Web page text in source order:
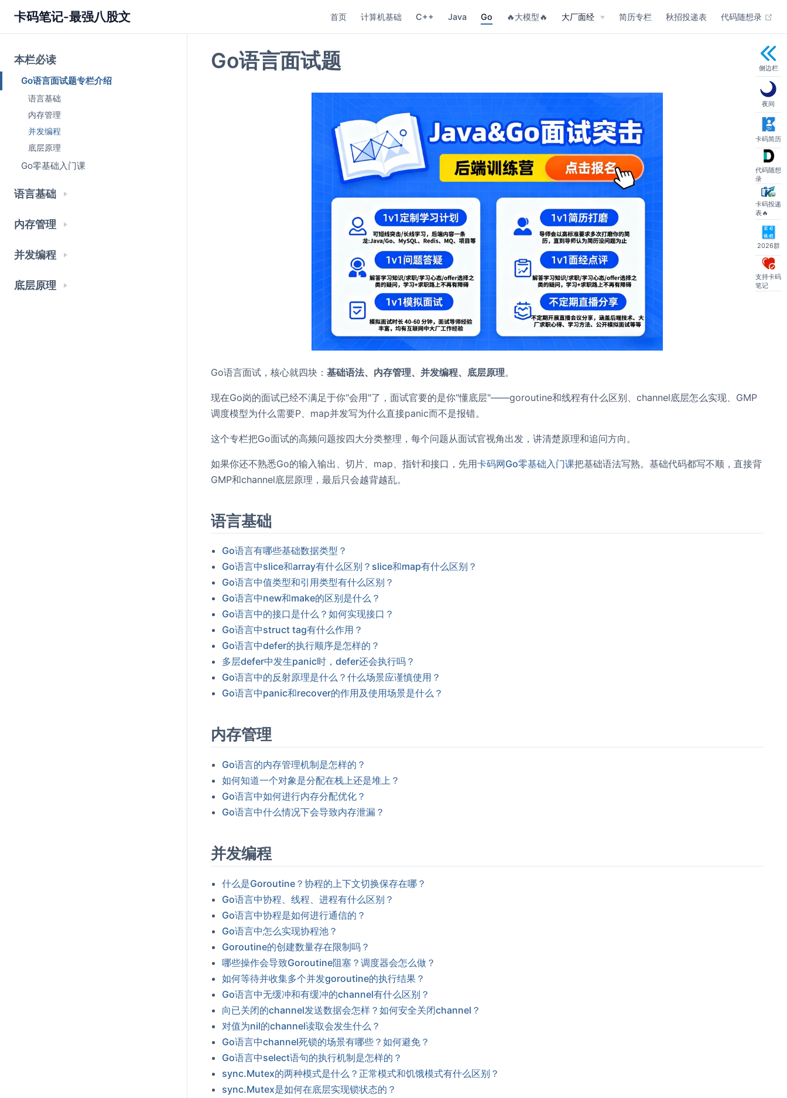
卡码笔记-最强八股文 首页 计算机基础 C++ Java Go 🔥大模型🔥 大厂面经 简历专栏 秋招投递表 代码随想录
本栏必读
Go语言面试题专栏介绍
语言基础
内存管理
并发编程
底层原理
Go零基础入门课
语言基础
内存管理
并发编程
底层原理
Go语言面试题
Go语言面试，核心就四块： 基础语法、内存管理、并发编程、底层原理。
现在Go岗的面试已经不满足于你"会用"了，面试官要的是你"懂底层"——goroutine和线程有什么区别、channel底层怎么实现、GMP
调度模型为什么需要P、map并发写为什么直接panic而不是报错。
这个专栏把Go面试的高频问题按四大分类整理，每个问题从面试官视角出发，讲清楚原理和追问方向。
如果你还不熟悉Go的输入输出、切片、map、指针和接口，先用卡码网Go零基础入门课把基础语法写熟。基础代码都写不顺，直接背
GMP和channel底层原理，最后只会越背越乱。
语言基础
Go语言有哪些基础数据类型？
Go语言中slice和array有什么区别？slice和map有什么区别？
Go语言中值类型和引用类型有什么区别？
Go语言中new和make的区别是什么？
Go语言中的接口是什么？如何实现接口？
Go语言中struct tag有什么作用？
Go语言中defer的执行顺序是怎样的？
多层defer中发生panic时，defer还会执行吗？
Go语言中的反射原理是什么？什么场景应谨慎使用？
Go语言中panic和recover的作用及使用场景是什么？
内存管理
Go语言的内存管理机制是怎样的？
如何知道一个对象是分配在栈上还是堆上？
Go语言中如何进行内存分配优化？
Go语言中什么情况下会导致内存泄漏？
并发编程
什么是Goroutine？协程的上下文切换保存在哪？
Go语言中协程、线程、进程有什么区别？
Go语言中协程是如何进行通信的？
Go语言中怎么实现协程池？
Goroutine的创建数量存在限制吗？
哪些操作会导致Goroutine阻塞？调度器会怎么做？
如何等待并收集多个并发goroutine的执行结果？
Go语言中无缓冲和有缓冲的channel有什么区别？
向已关闭的channel发送数据会怎样？如何安全关闭channel？
对值为nil的channel读取会发生什么？
Go语言中channel死锁的场景有哪些？如何避免？
Go语言中select语句的执行机制是怎样的？
sync.Mutex的两种模式是什么？正常模式和饥饿模式有什么区别？
sync.Mutex是如何在底层实现锁状态的？
侧边栏
夜间
卡码简历
代码随想
录
卡码投递
表🔥
2026群
支持卡码
笔记